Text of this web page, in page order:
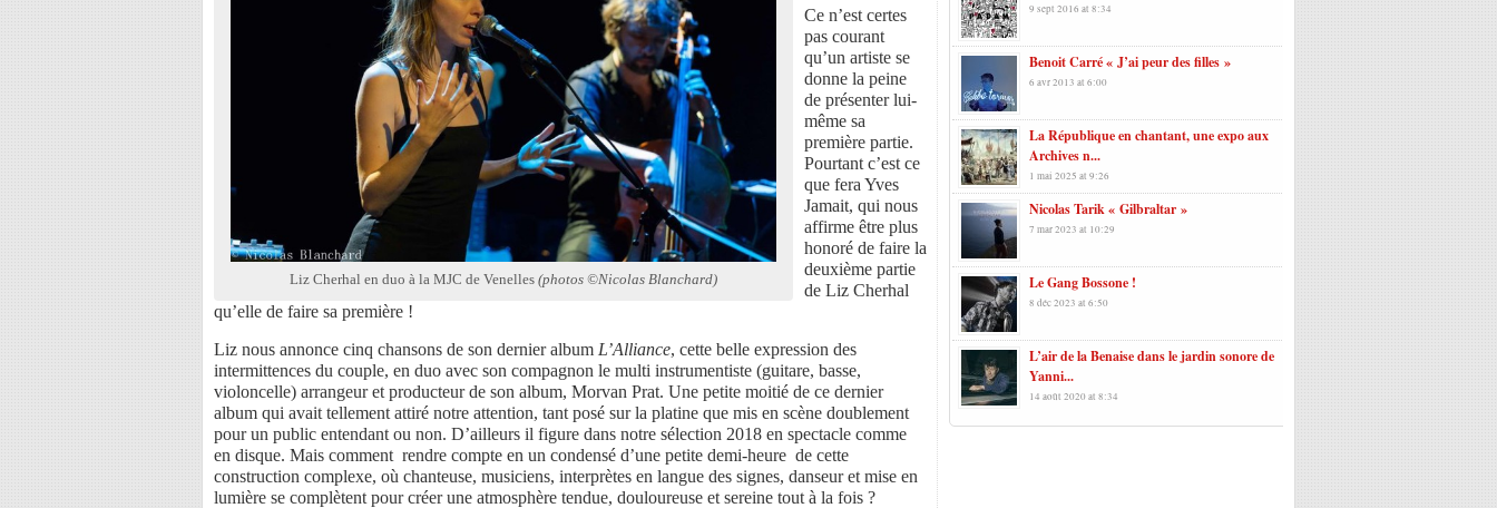
Liz Cherhal en duo à la MJC de Venelles (photos ©Nicolas Blanchard)
Ce n’est certes
pas courant
qu’un artiste se
donne la peine
de présenter lui-
même sa
première partie.
Pourtant c’est ce
que fera Yves
Jamait, qui nous
affirme être plus
honoré de faire la
deuxième partie
de Liz Cherhal
qu’elle de faire sa première !
Liz nous annonce cinq chansons de son dernier album L’Alliance, cette belle expression des
intermittences du couple, en duo avec son compagnon le multi instrumentiste (guitare, basse,
violoncelle) arrangeur et producteur de son album, Morvan Prat. Une petite moitié de ce dernier
album qui avait tellement attiré notre attention, tant posé sur la platine que mis en scène doublement
pour un public entendant ou non. D’ailleurs il figure dans notre sélection 2018 en spectacle comme
en disque. Mais comment rendre compte en un condensé d’une petite demi-heure de cette
construction complexe, où chanteuse, musiciens, interprètes en langue des signes, danseur et mise en
lumière se complètent pour créer une atmosphère tendue, douloureuse et sereine tout à la fois ?
9 sept 2016 at 8:34
Benoit Carré « J’ai peur des filles »
6 avr 2013 at 6:00
La République en chantant, une expo aux
Archives n...
1 mai 2025 at 9:26
Nicolas Tarik « Gilbraltar »
7 mar 2023 at 10:29
Le Gang Bossone !
8 déc 2023 at 6:50
L’air de la Benaise dans le jardin sonore de
Yanni...
14 août 2020 at 8:34